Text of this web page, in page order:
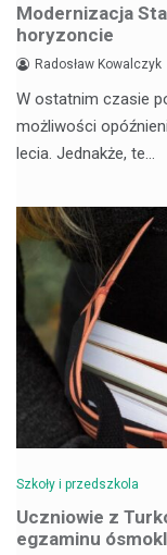
Modernizacja
horyzoncie
Radosław Kowalczyk
W ostatnim czasie
możliwości
lecia. Jednakże, te…
Szkoły i przedszkola
Uczniowie z
egzaminu